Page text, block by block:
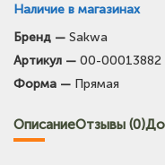
Наличие в магазинах
Тел: +7-903-947-7028
Тел: +7-3854-222-223
Бренд — Sakwa
Артикул — 00-00013882
Форма — Прямая
ОписаниеОтзывы (0)